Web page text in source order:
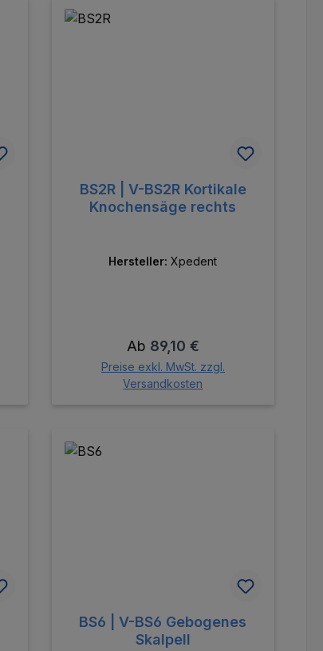
BS2R | V-BS2R Kortikale
Knochensäge rechts
Hersteller:Xpedent
Regulärer Preis:
Ab 89,10 €
Preise exkl. MwSt. zzgl.
Versandkosten
BS6 | V-BS6 Gebogenes
Skalpell